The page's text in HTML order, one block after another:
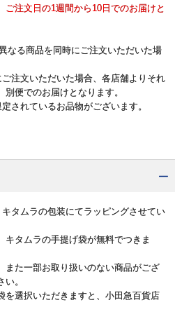
ご注文日の1週間から10日でのお届けと
なる商品を同時にご注文いただいた場
注文いただいた場合、各店舗よりそれ
便でのお届けとなります。
されているお品物がございます。
タムラの包装にてラッピングさせてい
タムラの手提げ袋が無料でつきま
た一部お取り扱いのない商品がござ
。
選択いただきますと、小田急百貨店